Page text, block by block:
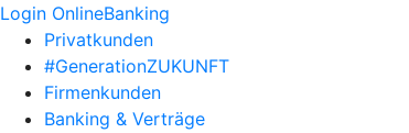
Login OnlineBanking
Privatkunden
#GenerationZUKUNFT
Firmenkunden
Banking & Verträge